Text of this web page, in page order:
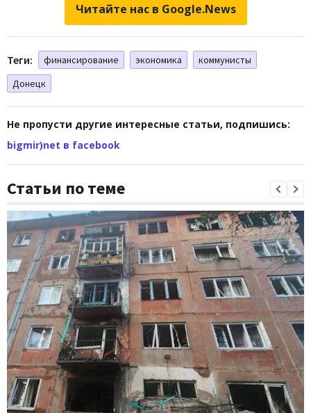
Читайте нас в Google.News
Теги: финансирование экономика
коммунисты
Донецк
Не пропусти другие интересные статьи, подпишись:
bigmir)net в facebook
Статьи по теме